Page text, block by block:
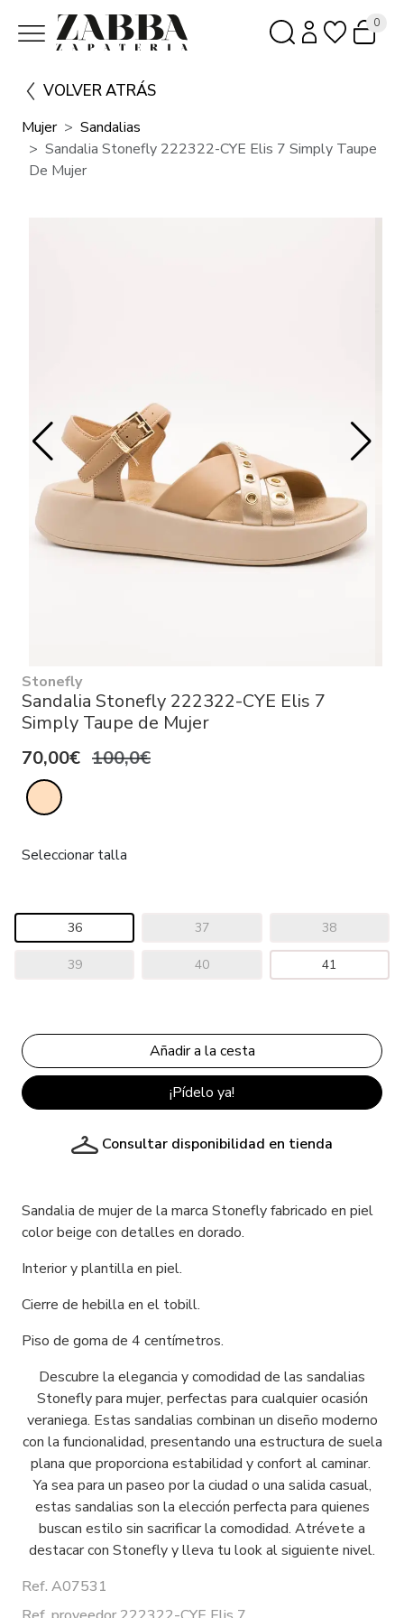
0
VOLVER ATRÁS
Mujer
Sandalias
Sandalia Stonefly 222322-CYE Elis 7 Simply Taupe
De Mujer
Stonefly
Sandalia Stonefly 222322-CYE Elis 7
Simply Taupe de Mujer
70,00€ 100,0€
Seleccionar talla
36 37 38
39 40 41
¡Pídelo ya!
Consultar disponibilidad en tienda
Sandalia de mujer de la marca Stonefly fabricado en piel
color beige con detalles en dorado.
Interior y plantilla en piel.
Cierre de hebilla en el tobill.
Piso de goma de 4 centímetros.
Descubre la elegancia y comodidad de las sandalias
Stonefly para mujer, perfectas para cualquier ocasión
veraniega. Estas sandalias combinan un diseño moderno
con la funcionalidad, presentando una estructura de suela
plana que proporciona estabilidad y confort al caminar.
Ya sea para un paseo por la ciudad o una salida casual,
estas sandalias son la elección perfecta para quienes
buscan estilo sin sacrificar la comodidad. Atrévete a
destacar con Stonefly y lleva tu look al siguiente nivel.
Ref. A07531